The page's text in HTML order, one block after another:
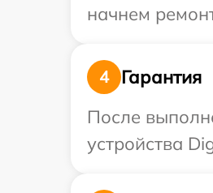
начнем
4
Гарантия
После
устройства